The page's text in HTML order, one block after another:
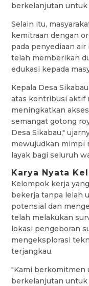
berkelanjutan
Selain itu,
kemitraan dengan
pada penyediaan
telah memberikan
edukasi kepada
Kepala Desa
atas kontribusi aktif
meningkatkan
semangat gotong
Desa Sikabau,"
mewujudkan mimpi
layak bagi seluruh
Karya Nyata
Kelompok kerja
bekerja tanpa lelah
potensial dan
telah melakukan
lokasi pengeboran
mengeksplorasi
terjangkau.
"Kami berkomitmen
berkelanjutan